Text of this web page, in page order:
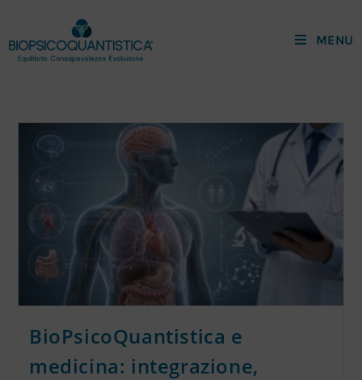
MENU
BioPsicoQuantistica e
medicina: integrazione,